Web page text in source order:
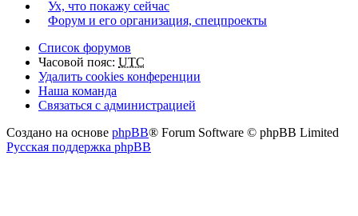
Ух, что покажу сейчас
Форум и его организация, спецпроекты
Список форумов
Часовой пояс: UTC
Удалить cookies конференции
Наша команда
Связаться с администрацией
Создано на основе phpBB® Forum Software © phpBB Limited
Русская поддержка phpBB